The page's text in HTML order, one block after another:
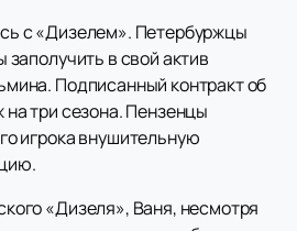
с «Дизелем». Петербуржцы
в свой актив
Подписанный контракт об
три сезона. Пензенцы
игрока внушительную
«Дизеля», Ваня, несмотря